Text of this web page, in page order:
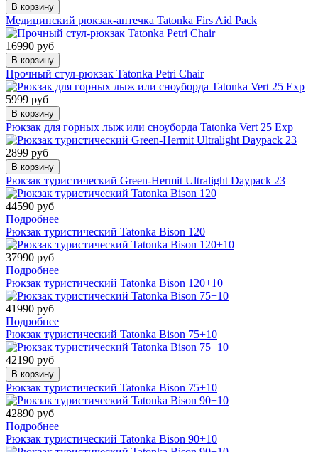
В корзину
Медицинский рюкзак-аптечка Tatonka Firs Aid Pack
16990 руб
В корзину
Прочный стул-рюкзак Tatonka Petri Chair
5999 руб
В корзину
Рюкзак для горных лыж или сноуборда Tatonka Vert 25 Exp
2899 руб
В корзину
Рюкзак туристический Green-Hermit Ultralight Daypack 23
44590 руб
Подробнее
Рюкзак туристический Tatonka Bison 120
37990 руб
Подробнее
Рюкзак туристический Tatonka Bison 120+10
41990 руб
Подробнее
Рюкзак туристический Tatonka Bison 75+10
42190 руб
В корзину
Рюкзак туристический Tatonka Bison 75+10
42890 руб
Подробнее
Рюкзак туристический Tatonka Bison 90+10